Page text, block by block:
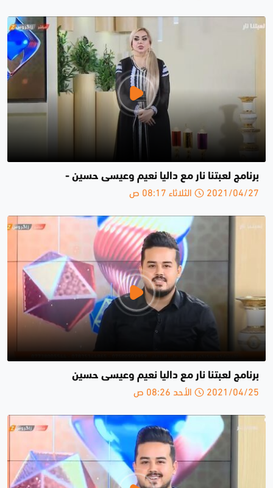
برنامج لعبتنا نار مع داليا نعيم وعيسى حسين -
2021/04/27 الثلاثاء 08:17 ص
برنامج لعبتنا نار مع داليا نعيم وعيسى حسين
2021/04/25 الأحد 08:26 ص